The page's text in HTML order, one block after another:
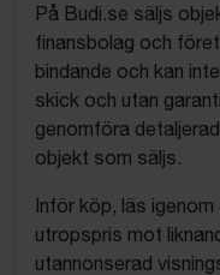
På Budi.se säljs
finansbolag och
bindande och kan
skick och utan
genomföra
objekt som säljs.
Inför köp, läs
utropspris mot
utannonserad